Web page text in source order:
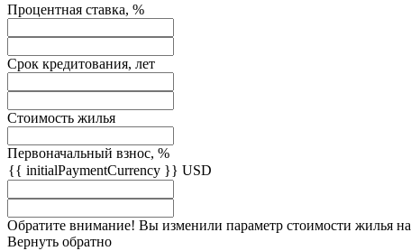
Процентная ставка, %
Срок кредитования, лет
Стоимость жилья
Первоначальный взнос, %
{{ initialPaymentCurrency }} USD
Обратите внимание! Вы изменили параметр стоимости жилья
Вернуть обратно